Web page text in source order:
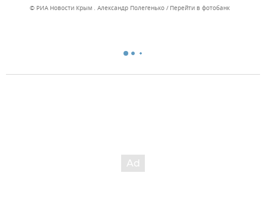
© РИА Новости Крым . Александр Полегенько Перейти в фотобанк